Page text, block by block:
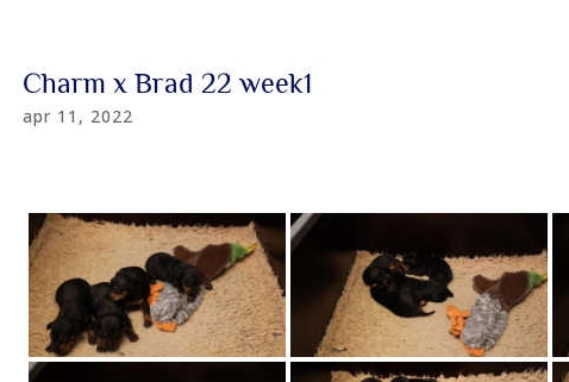
Charm x Brad 22 week1
apr 11, 2022